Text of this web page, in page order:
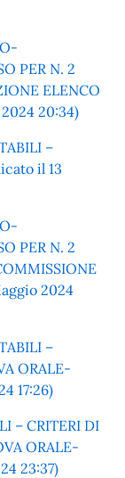
PER N. 2
ELENCO
20:34)
–
il 13
PER N. 2
2024
–
ORALE-
17:26)
– CRITERI DI
ORALE-
23:37)